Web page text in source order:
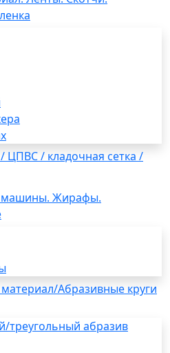
ЦПВС / кладочная сетка /
Жирафы.
Абразивные круги
треугольный абразив